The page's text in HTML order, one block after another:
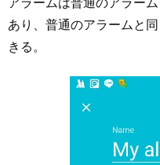
アラームは普通のアラー
あり、普通のアラームと
きる。